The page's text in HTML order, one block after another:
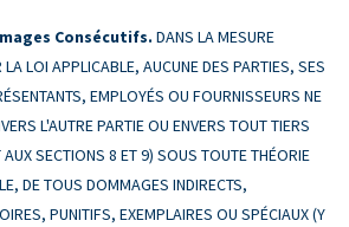
Consécutifs. DANS LA MESURE
LOI APPLICABLE, AUCUNE DES PARTIES, SES
EMPLOYÉS OU FOURNISSEURS NE
L'AUTRE PARTIE OU ENVERS TOUT TIERS
SECTIONS 8 ET 9) SOUS TOUTE THÉORIE
DE TOUS DOMMAGES INDIRECTS,
PUNITIFS, EXEMPLAIRES OU SPÉCIAUX (Y